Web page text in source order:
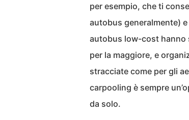
per esempio, che ti
autobus generalmente) e
autobus low-cost hanno
per la maggiore, e
stracciate come per gli
carpooling è sempre
da solo.